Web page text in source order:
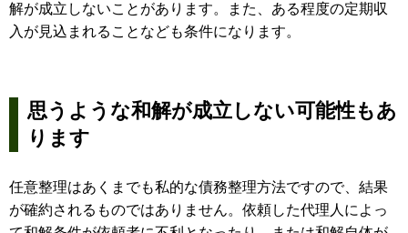
解が成立しないことがあります。また、ある程度の定期収
入が見込まれることなども条件になります。
思うような和解が成立しない可能性もあ
ります
任意整理はあくまでも私的な債務整理方法ですので、結果
が確約されるものではありません。依頼した代理人によっ